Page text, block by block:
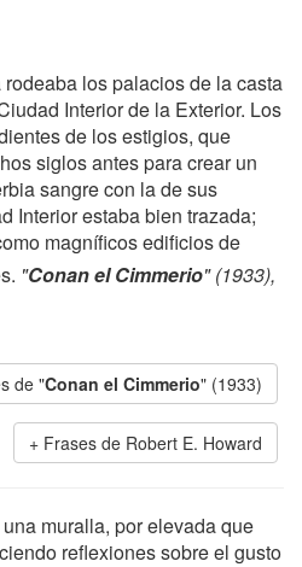
los palacios de la casta
Interior de la Exterior. Los
de los estigios, que
siglos antes para crear un
sangre con la de sus
Interior estaba bien trazada;
magníficos edificios de
"Conan el Cimmerio" (1933),
de "Conan el Cimmerio" (1933)
Frases de Robert E. Howard
muralla, por elevada que
reflexiones sobre el gusto